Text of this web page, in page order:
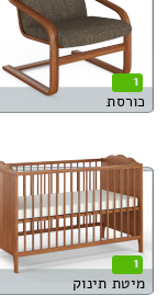
1
כורסת
1
מיטת תינוק